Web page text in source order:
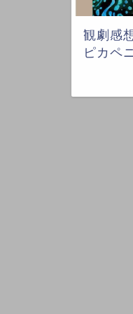
観劇感
ピカペ